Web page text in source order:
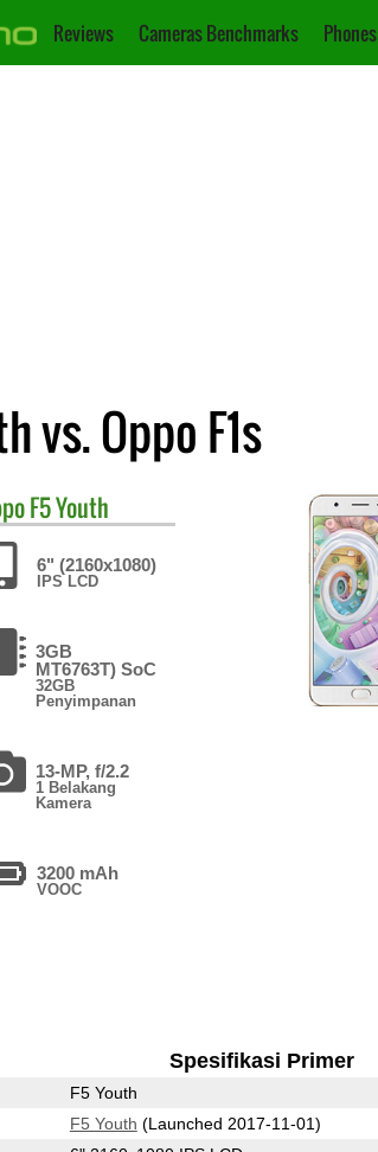
Reviews Cameras Benchmarks Phones
vs. Oppo F1s
F5 Youth
6" (2160x1080)
IPS LCD
3GB
MT6763T) SoC
32GB
Penyimpanan
13-MP, f/2.2
1 Belakang
Kamera
3200 mAh
VOOC
Spesifikasi Primer
F5 Youth
F5 Youth (Launched 2017-11-01)